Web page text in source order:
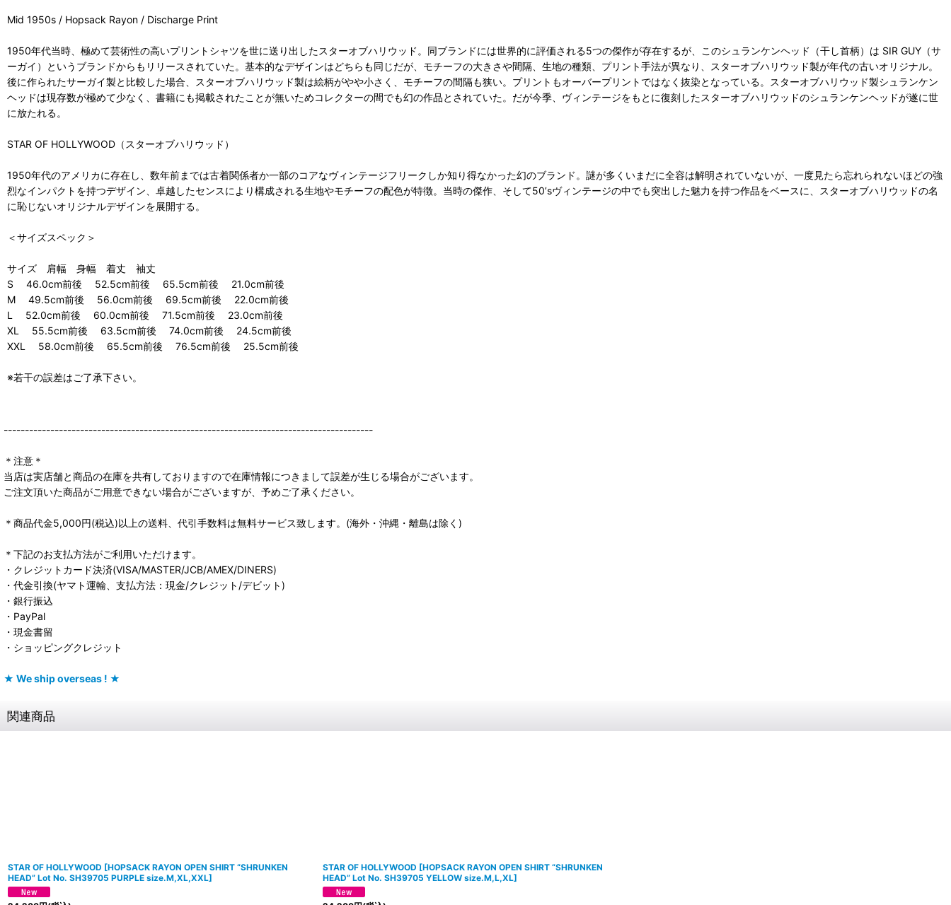
Mid 1950s / Hopsack Rayon / Discharge Print
1950年代当時、極めて芸術性の高いプリントシャツを世に送り出したスターオブハリウッド。同ブランドには世界的に評価される5つの傑作が存在するが、このシュランケンヘッド（干し首柄）は SIR GUY（サ
ーガイ）というブランドからもリリースされていた。基本的なデザインはどちらも同じだが、モチーフの大きさや間隔、生地の種類、プリント手法が異なり、スターオブハリウッド製が年代の古いオリジナル。
後に作られたサーガイ製と比較した場合、スターオブハリウッド製は絵柄がやや小さく、モチーフの間隔も狭い。プリントもオーバープリントではなく抜染となっている。スターオブハリウッド製シュランケン
ヘッドは現存数が極めて少なく、書籍にも掲載されたことが無いためコレクターの間でも幻の作品とされていた。だが今季、ヴィンテージをもとに復刻したスターオブハリウッドのシュランケンヘッドが遂に世
に放たれる。
STAR OF HOLLYWOOD（スターオブハリウッド）
1950年代のアメリカに存在し、数年前までは古着関係者か一部のコアなヴィンテージフリークしか知り得なかった幻のブランド。謎が多くいまだに全容は解明されていないが、一度見たら忘れられないほどの強
烈なインパクトを持つデザイン、卓越したセンスにより構成される生地やモチーフの配色が特徴。当時の傑作、そして50’sヴィンテージの中でも突出した魅力を持つ作品をベースに、スターオブハリウッドの名
に恥じないオリジナルデザインを展開する。
＜サイズスペック＞
サイズ 肩幅 身幅 着丈 袖丈
S 46.0cm前後 52.5cm前後 65.5cm前後 21.0cm前後
M 49.5cm前後 56.0cm前後 69.5cm前後 22.0cm前後
L 52.0cm前後 60.0cm前後 71.5cm前後 23.0cm前後
XL 55.5cm前後 63.5cm前後 74.0cm前後 24.5cm前後
XXL 58.0cm前後 65.5cm前後 76.5cm前後 25.5cm前後
※若干の誤差はご了承下さい。
---------------------------------------------------------------------------------------
＊注意＊
当店は実店舗と商品の在庫を共有しておりますので在庫情報につきまして誤差が生じる場合がございます。
ご注文頂いた商品がご用意できない場合がございますが、予めご了承ください。
＊商品代金5,000円(税込)以上の送料、代引手数料は無料サービス致します。(海外・沖縄・離島は除く)
＊下記のお支払方法がご利用いただけます。
・クレジットカード決済(VISA/MASTER/JCB/AMEX/DINERS)
・代金引換(ヤマト運輸、支払方法：現金/クレジット/デビット)
・銀行振込
・PayPal
・現金書留
・ショッピングクレジット
★ We ship overseas ! ★
関連商品
STAR OF HOLLYWOOD [HOPSACK RAYON OPEN SHIRT “SHRUNKEN
HEAD” Lot No. SH39705 PURPLE size.M,XL,XXL]
STAR OF HOLLYWOOD [HOPSACK RAYON OPEN SHIRT “SHRUNKEN
HEAD” Lot No. SH39705 YELLOW size.M,L,XL]